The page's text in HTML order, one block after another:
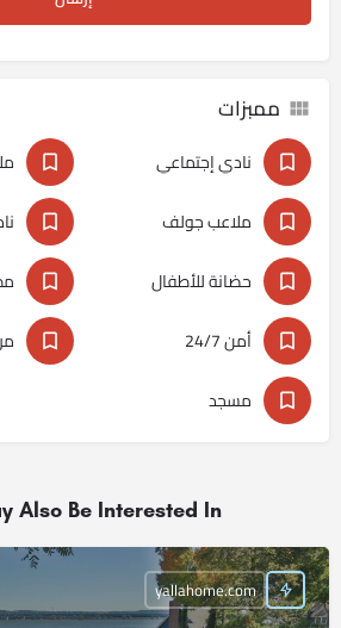
ممبزات
نادي إجتماعي
ملاعب جولف
حضانة للأطفال
أمن 24/7
مسجد
Also Be Interested In
yallahome.com